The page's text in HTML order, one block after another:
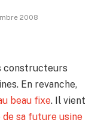
2008
constructeurs
En revanche,
beau fixe. Il vient
sa future usine